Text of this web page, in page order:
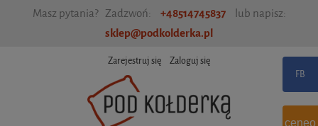
Masz pytania? Zadzwoń: +48514745837
lub napisz:
sklep@podkolderka.pl
Zarejestruj się Zaloguj się
ceneo